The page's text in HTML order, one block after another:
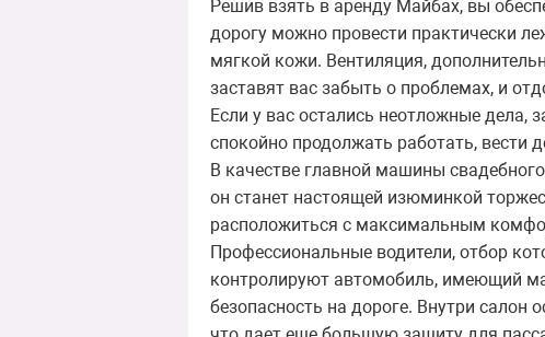
Решив взять в аренду Майбах, вы
дорогу можно провести практически
мягкой кожи. Вентиляция,
заставят вас забыть о проблемах, и
Если у вас остались неотложные
спокойно продолжать работать, вести
В качестве главной машины
он станет настоящей изюминкой
расположиться с максимальным
Профессиональные водители, отбор
контролируют автомобиль, имеющий
безопасность на дороге. Внутри